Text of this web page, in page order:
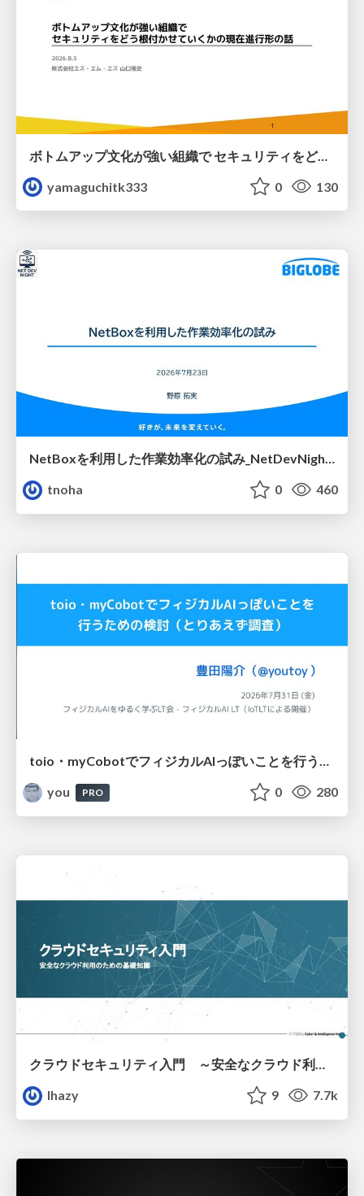
ボトムアップ文化が強い組織で セキュリティをどう根付かせていくかの現在進行形の話 / Making Security Stick in a Bottom-Up Organization
yamaguchitk333
0 130
NetBoxを利用した作業効率化の試み_NetDevNight4
tnoha
0 460
toio・myCobotでフィジカルAIっぽいことを行うための検討（とりあえず調査） / フィジカルAI LT（IoTLTによる開催）
you
PRO 0 280
lhazy
9 7.7k